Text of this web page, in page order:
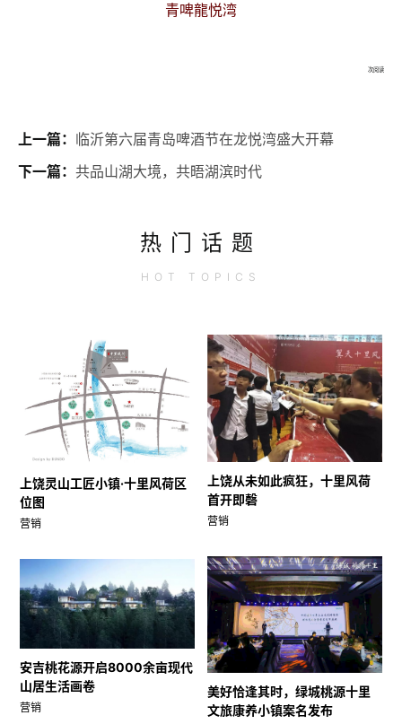
青啤龍悦湾
次阅读
上一篇： 临沂第六届青岛啤酒节在龙悦湾盛大开幕
下一篇： 共品山湖大境，共晤湖滨时代
热门话题
HOT TOPICS
上饶灵山工匠小镇·十里风荷区
位图
营销
上饶从未如此疯狂，十里风荷
首开即磬
营销
美好恰逢其时，绿城桃源十里
文旅康养小镇案名发布
安吉桃花源开启8000余亩现代
山居生活画卷
营销